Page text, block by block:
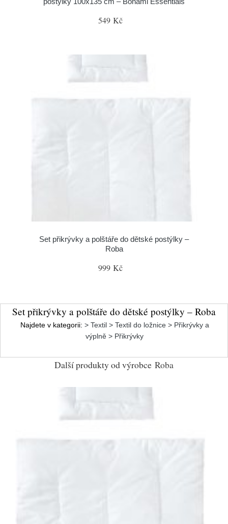
549 Kč
Set přikrývky a polštáře do dětské postýlky –
Roba
999 Kč
Set přikrývky a polštáře do dětské postýlky – Roba
Najdete v kategorii: > Textil > Textil do ložnice > Přikrývky a
výplně > Přikrývky
Další produkty od výrobce Roba